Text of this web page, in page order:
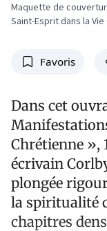
Maquette de
Saint-Esprit dans la
Favoris
Dans cet
Chrétienne »,
écrivain
plongée
la spiritualité
chapitres